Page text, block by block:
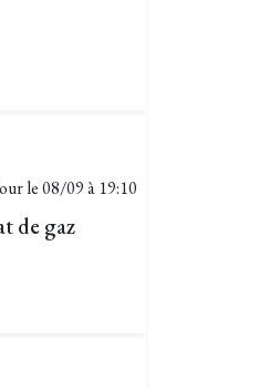
le08/09 à 19:10
de gaz